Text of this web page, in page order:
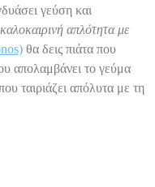
γεύση και
καλοκαιρινή απλότητα με
θα δεις πιάτα που
απολαμβάνει το γεύμα
ταιριάζει απόλυτα με τη